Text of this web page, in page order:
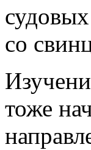
со
тоже